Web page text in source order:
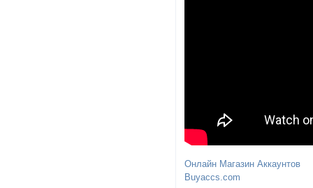
Онлайн Магазин Аккаунтов
Buyaccs.com